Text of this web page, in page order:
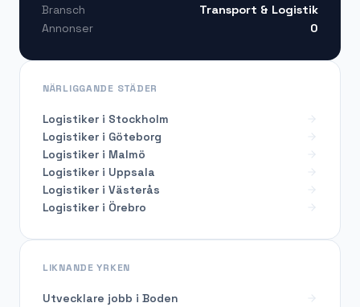
Bransch
Transport & Logistik
Annonser
0
NÄRLIGGANDE STÄDER
Logistiker i Stockholm
Logistiker i Göteborg
Logistiker i Malmö
Logistiker i Uppsala
Logistiker i Västerås
Logistiker i Örebro
LIKNANDE YRKEN
Utvecklare jobb i Boden